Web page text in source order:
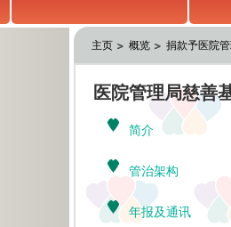
主页 概览 捐款予医院